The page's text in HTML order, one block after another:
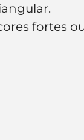
fortes